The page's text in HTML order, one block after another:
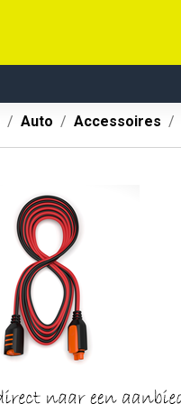
Auto Accessoires